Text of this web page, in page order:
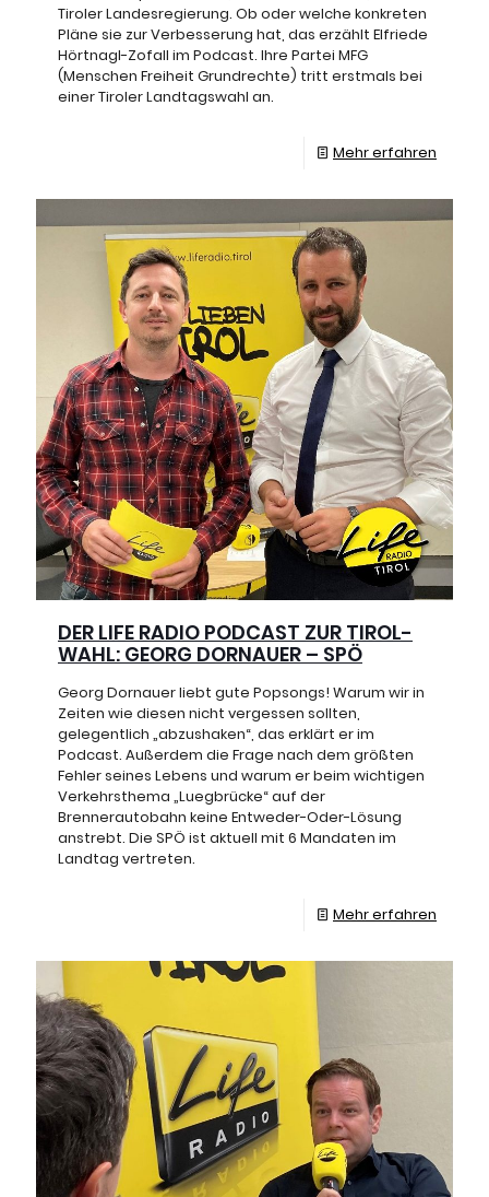
Tiroler Landesregierung. Ob oder welche konkreten
Pläne sie zur Verbesserung hat, das erzählt Elfriede
Hörtnagl-Zofall im Podcast. Ihre Partei MFG
(Menschen Freiheit Grundrechte) tritt erstmals bei
einer Tiroler Landtagswahl an.
Mehr erfahren
DER LIFE RADIO PODCAST ZUR TIROL-
WAHL: GEORG DORNAUER – SPÖ
Georg Dornauer liebt gute Popsongs! Warum wir in
Zeiten wie diesen nicht vergessen sollten,
gelegentlich „abzushaken“, das erklärt er im
Podcast. Außerdem die Frage nach dem größten
Fehler seines Lebens und warum er beim wichtigen
Verkehrsthema „Luegbrücke“ auf der
Brennerautobahn keine Entweder-Oder-Lösung
anstrebt. Die SPÖ ist aktuell mit 6 Mandaten im
Landtag vertreten.
Mehr erfahren